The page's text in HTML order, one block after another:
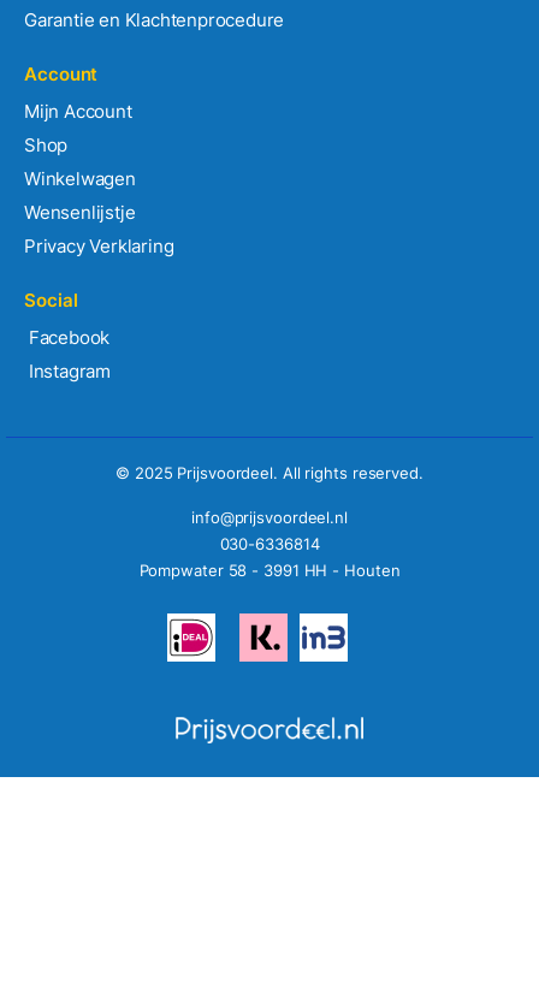
Garantie en Klachtenprocedure
Account
Mijn Account
Shop
Winkelwagen
Wensenlijstje
Privacy Verklaring
Social
Facebook
Instagram
© 2025 Prijsvoordeel. All rights reserved.
info@prijsvoordeel.nl
030-6336814
Pompwater 58 - 3991 HH - Houten